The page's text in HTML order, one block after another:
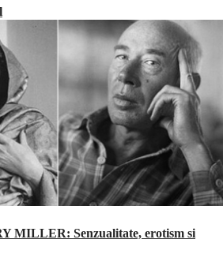
MILLER: Senzualitate, erotism si